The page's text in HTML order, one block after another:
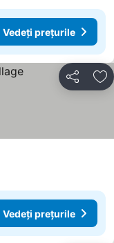
Vedeți prețurile
Distribuiți
Vedeți prețurile